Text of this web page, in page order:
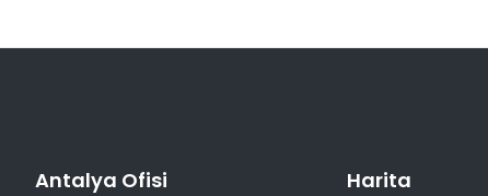
Antalya Ofisi Harita